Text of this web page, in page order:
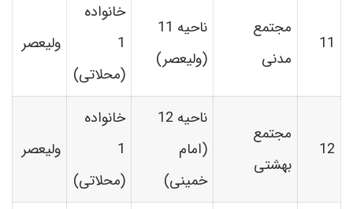
11
مجتمع
مدنی
ناحیه 11
(ولیعصر)
خانواده
1
(محلاتی)
ولیعصر
12
مجتمع
بهشتی
ناحیه 12
(امام
خمینی)
خانواده
1
(محلاتی)
ولیعصر